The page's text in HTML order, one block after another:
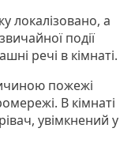
локалізовано, а
події
речі в кімнаті.
пожежі
В кімнаті
увімкнений у